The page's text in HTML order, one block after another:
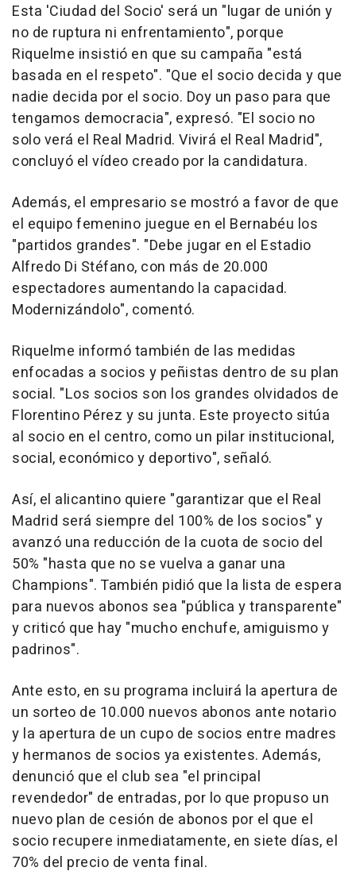
Esta 'Ciudad del Socio' será un "lugar de unión y
no de ruptura ni enfrentamiento", porque
Riquelme insistió en que su campaña "está
basada en el respeto". "Que el socio decida y que
nadie decida por el socio. Doy un paso para que
tengamos democracia", expresó. "El socio no
solo verá el Real Madrid. Vivirá el Real Madrid",
concluyó el vídeo creado por la candidatura.
Además, el empresario se mostró a favor de que
el equipo femenino juegue en el Bernabéu los
"partidos grandes". "Debe jugar en el Estadio
Alfredo Di Stéfano, con más de 20.000
espectadores aumentando la capacidad.
Modernizándolo", comentó.
Riquelme informó también de las medidas
enfocadas a socios y peñistas dentro de su plan
social. "Los socios son los grandes olvidados de
Florentino Pérez y su junta. Este proyecto sitúa
al socio en el centro, como un pilar institucional,
social, económico y deportivo", señaló.
Así, el alicantino quiere "garantizar que el Real
Madrid será siempre del 100% de los socios" y
avanzó una reducción de la cuota de socio del
50% "hasta que no se vuelva a ganar una
Champions". También pidió que la lista de espera
para nuevos abonos sea "pública y transparente"
y criticó que hay "mucho enchufe, amiguismo y
padrinos".
Ante esto, en su programa incluirá la apertura de
un sorteo de 10.000 nuevos abonos ante notario
y la apertura de un cupo de socios entre madres
y hermanos de socios ya existentes. Además,
denunció que el club sea "el principal
revendedor" de entradas, por lo que propuso un
nuevo plan de cesión de abonos por el que el
socio recupere inmediatamente, en siete días, el
70% del precio de venta final.